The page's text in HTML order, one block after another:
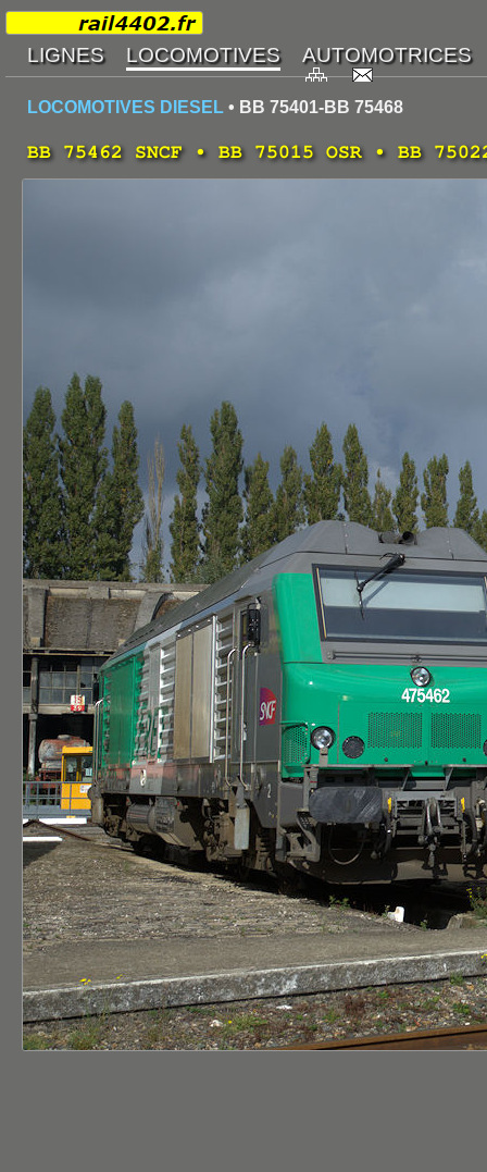
LOCOMOTIVES DIESEL • BB 75401-BB 75468
BB 75462 SNCF • BB 75015 OSR • BB